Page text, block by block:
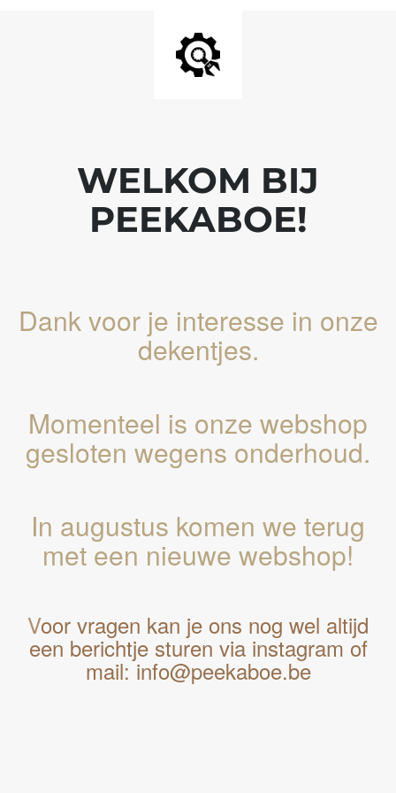
WELKOM BIJ
PEEKABOE!
Dank voor je interesse in onze
dekentjes.
Momenteel is onze webshop
gesloten wegens onderhoud.
In augustus komen we terug
met een nieuwe webshop!
Voor vragen kan je ons nog wel altijd
een berichtje sturen via instagram of
mail: info@peekaboe.be